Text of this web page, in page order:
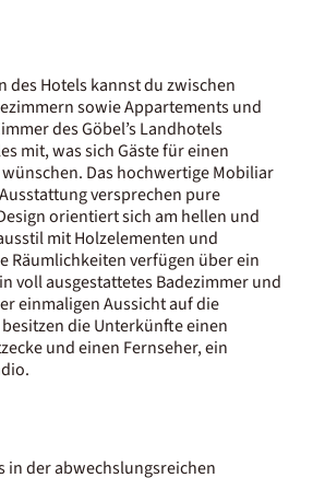
des Hotels kannst du zwischen
sowie Appartements und
des Göbel’s Landhotels
mit, was sich Gäste für einen
Das hochwertige Mobiliar
versprechen pure
orientiert sich am hellen und
mit Holzelementen und
Räumlichkeiten verfügen über ein
voll ausgestattetes Badezimmer und
einmaligen Aussicht auf die
die Unterkünfte einen
und einen Fernseher, ein
in der abwechslungsreichen